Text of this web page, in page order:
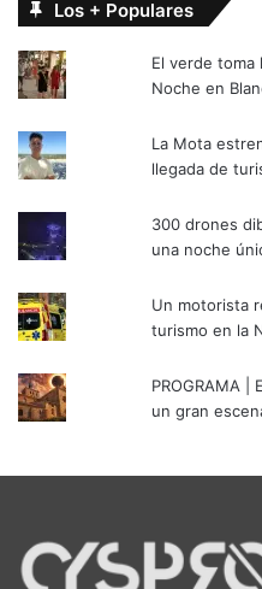
Los + Populares
El verde toma
Noche en
La Mota
llegada de
300 drones
una noche
Un motorista
turismo en la
PROGRAMA
un gran